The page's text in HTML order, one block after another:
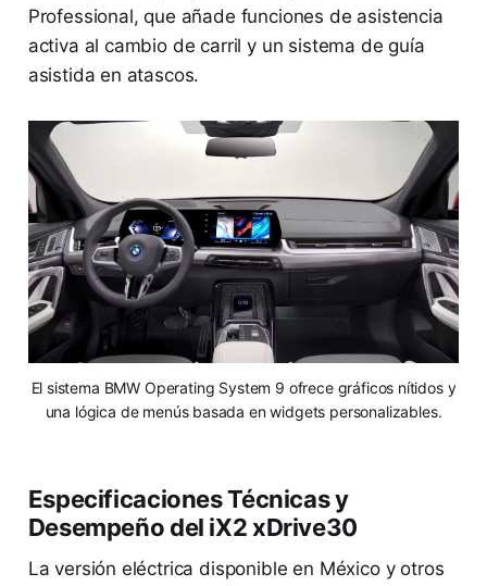
Professional, que añade funciones de asistencia
activa al cambio de carril y un sistema de guía
asistida en atascos.
El sistema BMW Operating System 9 ofrece gráficos nítidos y
una lógica de menús basada en widgets personalizables.
Especificaciones Técnicas y
Desempeño del iX2 xDrive30
La versión eléctrica disponible en México y otros